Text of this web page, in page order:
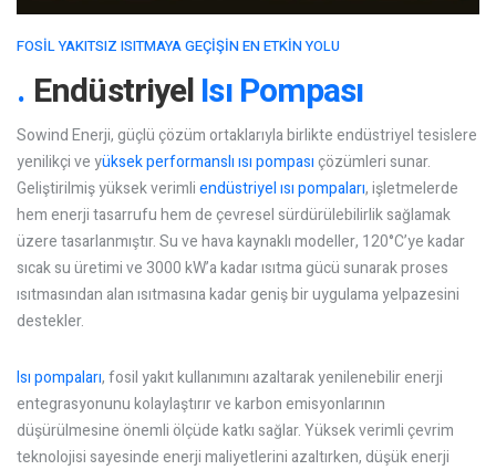
FOSIL YAKITSIZ ISITMAYA GEÇIŞIN EN ETKIN YOLU
EndüstriyelIsı Pompası
Sowind Enerji, güçlü çözüm ortaklarıyla birlikte endüstriyel tesislere
yenilikçi ve yüksek performanslı ısı pompasıçözümleri sunar.
Geliştirilmiş yüksek verimliendüstriyel ısı pompaları, işletmelerde
hem enerji tasarrufu hem de çevresel sürdürülebilirlik sağlamak
üzere tasarlanmıştır. Su ve hava kaynaklı modeller, 120°C’ye kadar
sıcak su üretimi ve 3000 kW’a kadar ısıtma gücü sunarak proses
ısıtmasından alan ısıtmasına kadar geniş bir uygulama yelpazesini
destekler.
Isı pompaları, fosil yakıt kullanımını azaltarak yenilenebilir enerji
entegrasyonunu kolaylaştırır ve karbon emisyonlarının
düşürülmesine önemli ölçüde katkı sağlar. Yüksek verimli çevrim
teknolojisi sayesinde enerji maliyetlerini azaltırken, düşük enerji